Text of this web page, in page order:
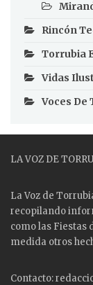
Rincón
Torrubia
Vidas
Voces De
LA VOZ DE
La Voz de
recopilando
como las Fiestas
medida otros
Contacto: